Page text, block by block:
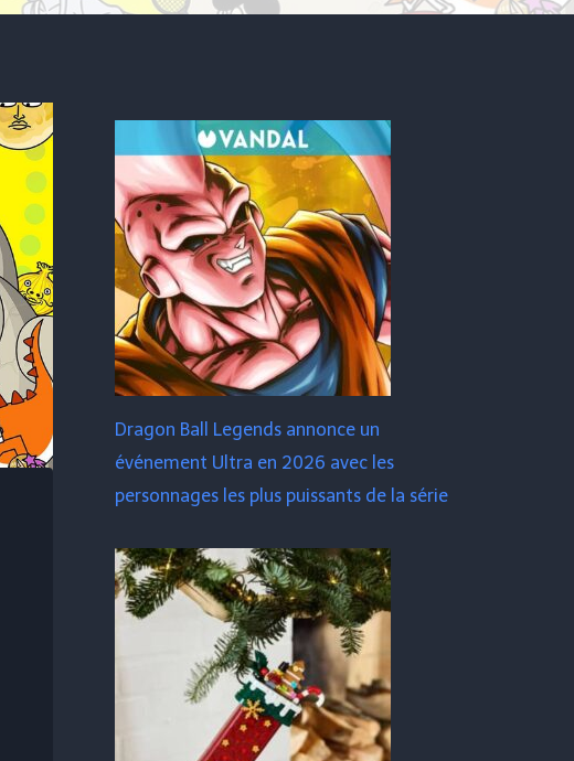
Dragon Ball Legends annonce un
événement Ultra en 2026 avec les
personnages les plus puissants de la série